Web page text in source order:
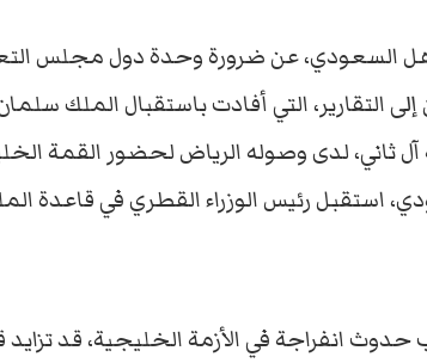
السعودي، عن ضرورة وحدة دول مجلس
إلى التقارير، التي أفادت باستقبال الملك
آل ثاني، لدى وصوله الرياض لحضور القمة
استقبل رئيس الوزراء القطري في قاعدة
انفراجة في الأزمة الخليجية، قد تزايد